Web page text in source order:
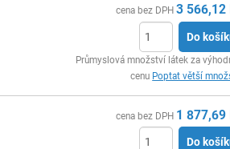
cena bez DPH 3 566,12
Do
Průmyslová množství látek za
cenu Poptat větší
cena bez DPH 1 877,69
Do